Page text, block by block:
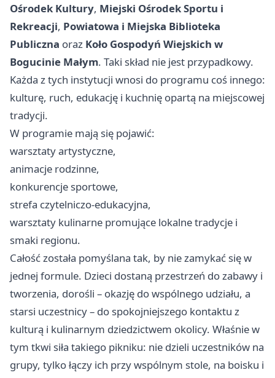
Ośrodek Kultury, Miejski Ośrodek Sportu i
Rekreacji, Powiatowa i Miejska Biblioteka
Publiczna oraz Koło Gospodyń Wiejskich w
Bogucinie Małym. Taki skład nie jest przypadkowy.
Każda z tych instytucji wnosi do programu coś innego:
kulturę, ruch, edukację i kuchnię opartą na miejscowej
tradycji.
W programie mają się pojawić:
warsztaty artystyczne,
animacje rodzinne,
konkurencje sportowe,
strefa czytelniczo-edukacyjna,
warsztaty kulinarne promujące lokalne tradycje i
smaki regionu.
Całość została pomyślana tak, by nie zamykać się w
jednej formule. Dzieci dostaną przestrzeń do zabawy i
tworzenia, dorośli – okazję do wspólnego udziału, a
starsi uczestnicy – do spokojniejszego kontaktu z
kulturą i kulinarnym dziedzictwem okolicy. Właśnie w
tym tkwi siła takiego pikniku: nie dzieli uczestników na
grupy, tylko łączy ich przy wspólnym stole, na boisku i